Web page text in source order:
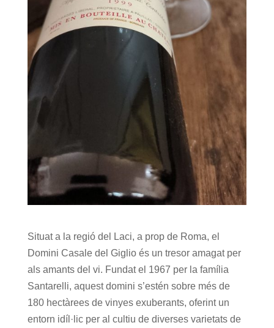
Situat a la regió del Laci, a prop de Roma, el
Domini Casale del Giglio és un tresor amagat per
als amants del vi. Fundat el 1967 per la família
Santarelli, aquest domini s’estén sobre més de
180 hectàrees de vinyes exuberants, oferint un
entorn idíl·lic per al cultiu de diverses varietats de